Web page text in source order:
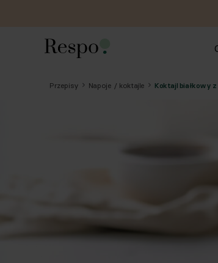
Przepisy Napoje / koktajle Koktajl białkowy